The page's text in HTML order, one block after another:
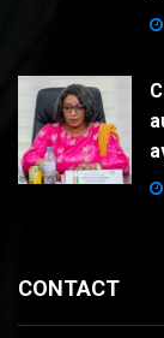
CONTACT